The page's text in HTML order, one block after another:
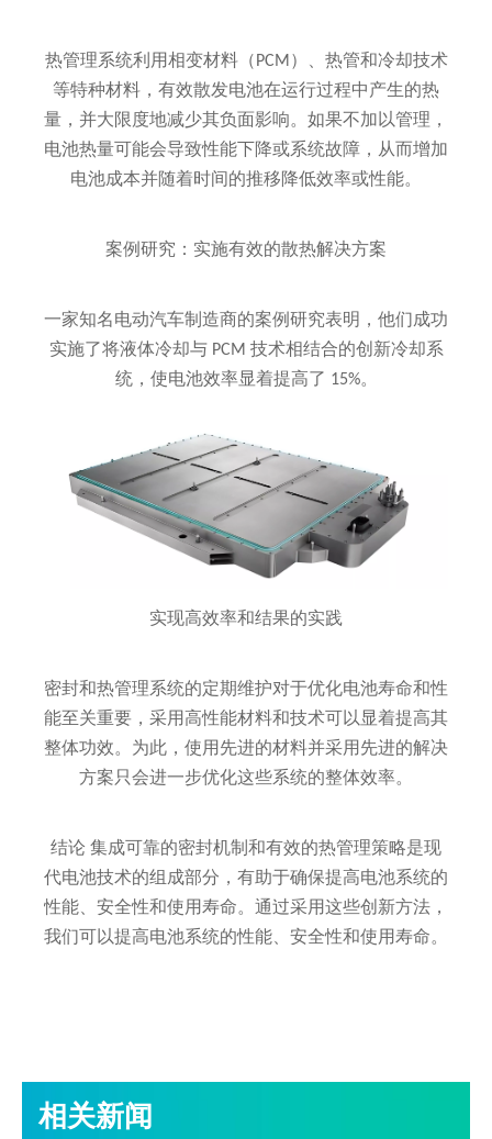
热管理系统利用相变材料（PCM）、热管和冷却技术
等特种材料，有效散发电池在运行过程中产生的热
量，并大限度地减少其负面影响。如果不加以管理，
电池热量可能会导致性能下降或系统故障，从而增加
电池成本并随着时间的推移降低效率或性能。
案例研究：实施有效的散热解决方案
一家知名电动汽车制造商的案例研究表明，他们成功
实施了将液体冷却与 PCM 技术相结合的创新冷却系
统，使电池效率显着提高了 15%。
实现高效率和结果的实践
密封和热管理系统的定期维护对于优化电池寿命和性
能至关重要，采用高性能材料和技术可以显着提高其
整体功效。为此，使用先进的材料并采用先进的解决
方案只会进一步优化这些系统的整体效率。
结论 集成可靠的密封机制和有效的热管理策略是现
代电池技术的组成部分，有助于确保提高电池系统的
性能、安全性和使用寿命。通过采用这些创新方法，
我们可以提高电池系统的性能、安全性和使用寿命。
相关新闻